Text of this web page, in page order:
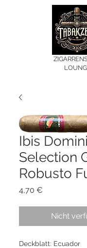
Ibis
Selection
Robusto
4,70 €
Nicht
Deckblatt: Ecuador